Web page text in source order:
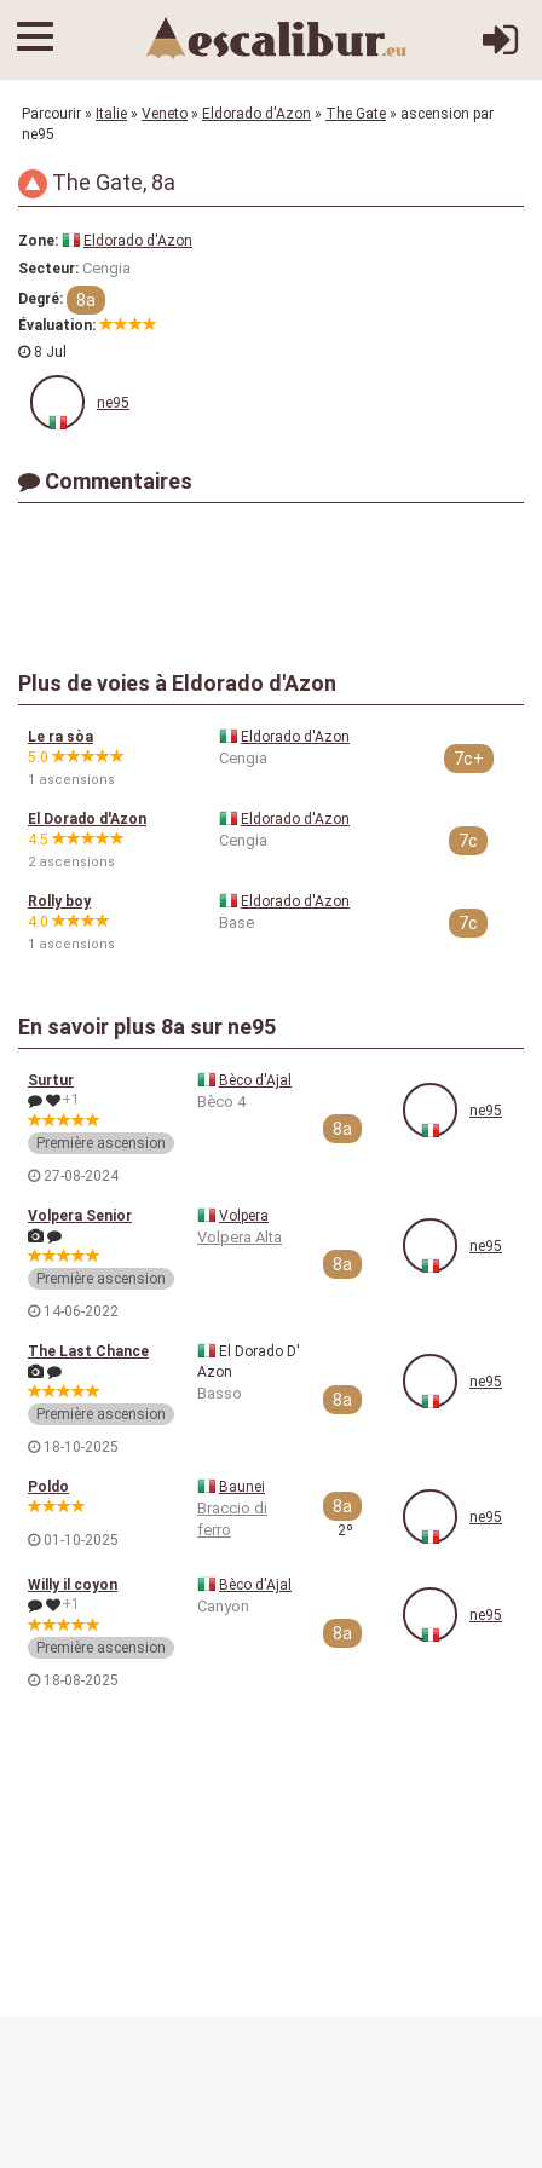
Parcourir » Italie » Veneto » Eldorado d'Azon » The Gate » ascension par
ne95
The Gate, 8a
Zone:
Eldorado d'Azon
Secteur: Cengia
Degré: 8a
Évaluation:
8 Jul
ne95
Commentaires
Plus de voies à Eldorado d'Azon
Le ra sòa
5.0
1 ascensions
Eldorado d'Azon
Cengia 7c+
El Dorado d'Azon
4.5
2 ascensions
Eldorado d'Azon
Cengia 7c
Rolly boy
4.0
1 ascensions
Eldorado d'Azon
Base 7c
En savoir plus 8a sur ne95
Surtur
+1
Première ascension
27-08-2024
Bèco d'Ajal
Bèco 4
8a
ne95
Volpera Senior
Première ascension
14-06-2022
Volpera
Volpera Alta
8a
ne95
The Last Chance
Première ascension
18-10-2025
El Dorado D'
Azon
Basso 8a
ne95
Poldo
01-10-2025
Baunei
Braccio di
ferro
8a
2º
ne95
Willy il coyon
+1
Première ascension
18-08-2025
Bèco d'Ajal
Canyon
8a
ne95